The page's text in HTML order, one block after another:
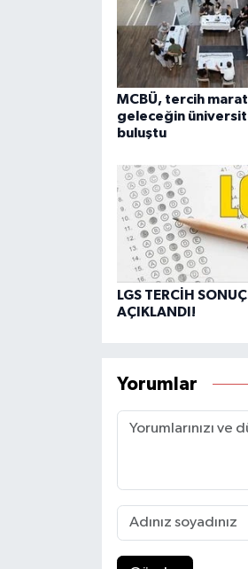
MCBÜ, tercih
geleceğin
buluştu
LGS TERCİH
AÇIKLANDI!
Yorumlar